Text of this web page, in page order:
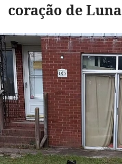
coração de Luna